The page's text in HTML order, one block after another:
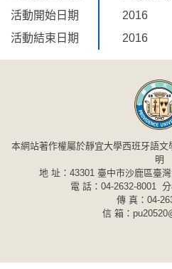
活動開始日期
2016
活動結束日期
2016
本網站著作權屬於靜宜大學西班牙語文
明
地 址：43301 臺中市沙鹿區臺
電 話：04-2632-8001
傳 真：04-
信 箱：